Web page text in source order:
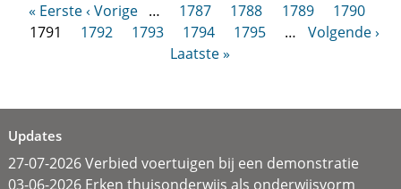
« Eerste ‹ Vorige … 1787 1788 1789
1790
1791
1792 1793 1794 1795 …
Volgende ›
Laatste »
Updates
27-07-2026 Verbied voertuigen bij een demonstratie
03-06-2026 Erken thuisonderwijs als onderwijsvorm